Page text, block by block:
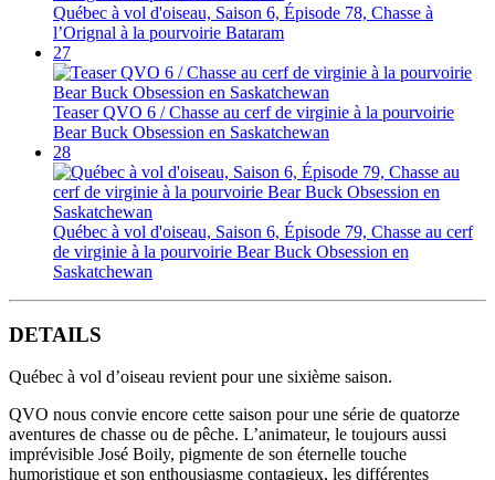
Québec à vol d'oiseau, Saison 6, Épisode 78, Chasse à
l’Orignal à la pourvoirie Bataram
27
Teaser QVO 6 / Chasse au cerf de virginie à la pourvoirie
Bear Buck Obsession en Saskatchewan
28
Québec à vol d'oiseau, Saison 6, Épisode 79, Chasse au cerf
de virginie à la pourvoirie Bear Buck Obsession en
Saskatchewan
DETAILS
Québec à vol d’oiseau revient pour une sixième saison.
QVO nous convie encore cette saison pour une série de quatorze
aventures de chasse ou de pêche. L’animateur, le toujours aussi
imprévisible José Boily, pigmente de son éternelle touche
humoristique et son enthousiasme contagieux, les différentes